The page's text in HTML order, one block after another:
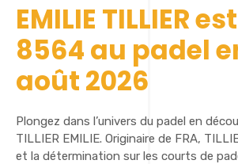
EMILIE TILLIER
8564 au padel
août 2026
Plongez dans l’univers du padel en
TILLIER EMILIE. Originaire de FRA,
et la détermination sur les courts de